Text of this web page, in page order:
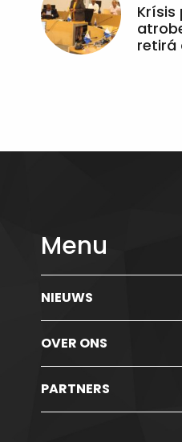
retirá
Menu
NIEUWS
OVER ONS
PARTNERS